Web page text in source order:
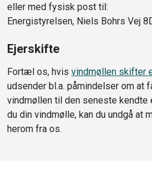
eller med fysisk post til:
Energistyrelsen, Niels Bohrs Vej
Ejerskifte
Fortæl os, hvis vindmøllen skifter
udsender bl.a. påmindelser om at
vindmøllen til den seneste
du din vindmølle, kan du undgå at
herom fra os.